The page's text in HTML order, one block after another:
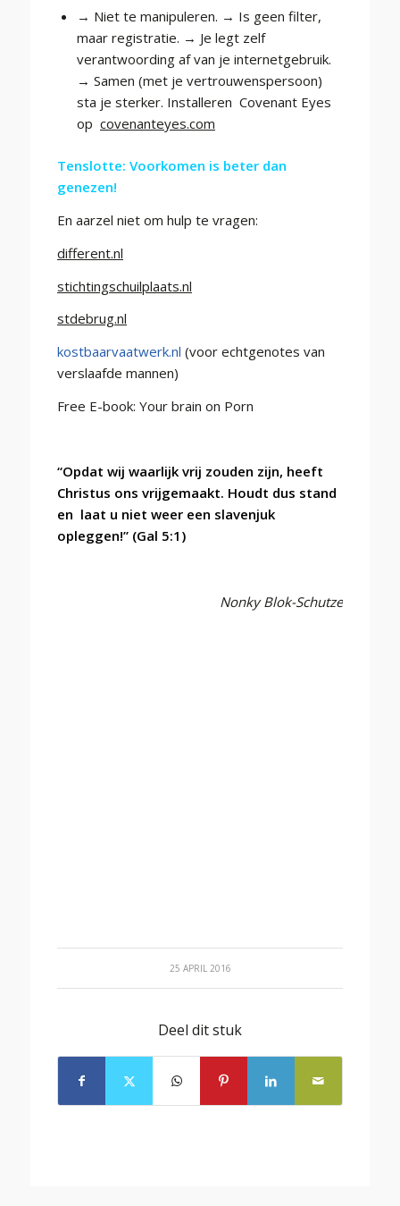
→ Niet te manipuleren. → Is geen filter,
maar registratie. → Je legt zelf
verantwoording af van je internetgebruik.
→ Samen (met je vertrouwenspersoon)
sta je sterker. Installeren Covenant Eyes
op covenanteyes.com
Tenslotte: Voorkomen is beter dan
genezen!
En aarzel niet om hulp te vragen:
different.nl
stichtingschuilplaats.nl
stdebrug.nl
kostbaarvaatwerk.nl (voor echtgenotes van
verslaafde mannen)
Free E-book: Your brain on Porn
“Opdat wij waarlijk vrij zouden zijn, heeft
Christus ons vrijgemaakt. Houdt dus stand
en laat u niet weer een slavenjuk
opleggen!” (Gal 5:1)
Nonky Blok-Schutze
25 APRIL 2016
Deel dit stuk